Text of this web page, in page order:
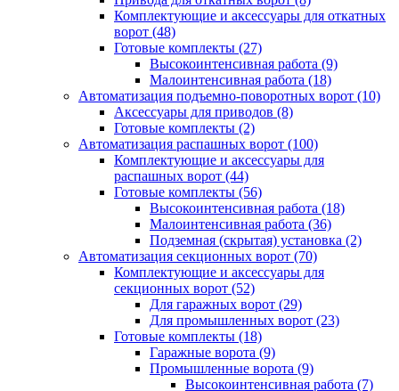
Комплектующие и аксессуары для откатных
ворот (48)
Готовые комплекты (27)
Высокоинтенсивная работа (9)
Малоинтенсивная работа (18)
Автоматизация подъемно-поворотных ворот (10)
Аксессуары для приводов (8)
Готовые комплекты (2)
Автоматизация распашных ворот (100)
Комплектующие и аксессуары для
распашных ворот (44)
Готовые комплекты (56)
Высокоинтенсивная работа (18)
Малоинтенсивная работа (36)
Подземная (скрытая) установка (2)
Автоматизация секционных ворот (70)
Комплектующие и аксессуары для
секционных ворот (52)
Для гаражных ворот (29)
Для промышленных ворот (23)
Готовые комплекты (18)
Гаражные ворота (9)
Промышленные ворота (9)
Высокоинтенсивная работа (7)